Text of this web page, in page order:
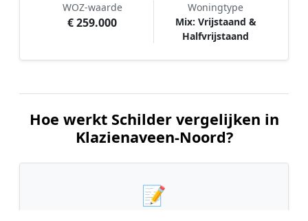
WOZ-waarde
€ 259.000
Woningtype
Mix: Vrijstaand &
Halfvrijstaand
Hoe werkt Schilder vergelijken in
Klazienaveen-Noord?
📝